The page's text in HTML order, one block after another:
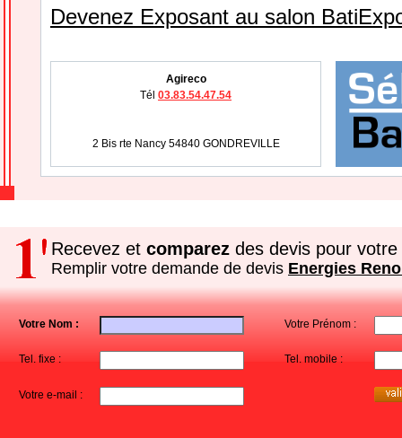
Devenez Exposant au salon
Agireco
Tél 03.83.54.47.54
2 Bis rte Nancy 54840 GONDREVILLE
Recevez et comparez des devis pour votre
Remplir votre demande de devis Energies
Votre Nom : Votre Prénom :
Tel. fixe : Tel. mobile :
Votre e-mail :